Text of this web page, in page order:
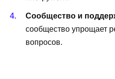
Сообщество и
сообщество упрощает
вопросов.